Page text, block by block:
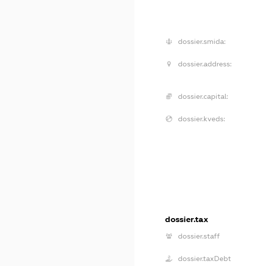
dossier.smida:
dossier.address:
dossier.capital:
dossier.kveds:
dossier.tax
dossier.staff
dossier.taxDebt